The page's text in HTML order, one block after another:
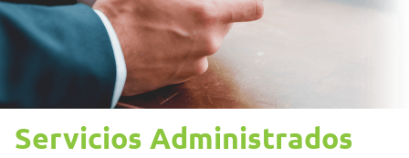
Servicios Administrados